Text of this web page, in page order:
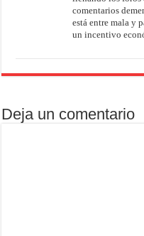
comentarios
está entre mala y
un incentivo
Deja un comentario